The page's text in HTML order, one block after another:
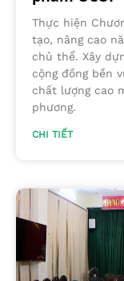
Thực hiện
tạo, nâng cao
chủ thể. Xây
cộng đồng bền
chất lượng cao
phương.
CHI TIẾT